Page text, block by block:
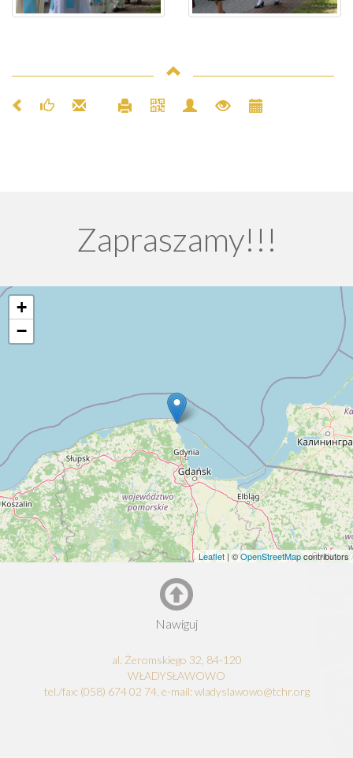
Zapraszamy!!!
+
−
Leaflet | ©OpenStreetMapcontributors
Nawiguj
al. Żeromskiego 32, 84-120
WŁADYSŁAWOWO
tel./fax: (058) 674 02 74, e-mail: wladyslawowo@tchr.org